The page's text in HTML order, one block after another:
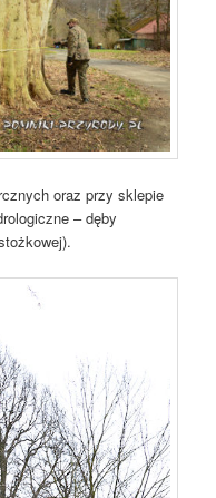
oraz przy sklepie
– dęby